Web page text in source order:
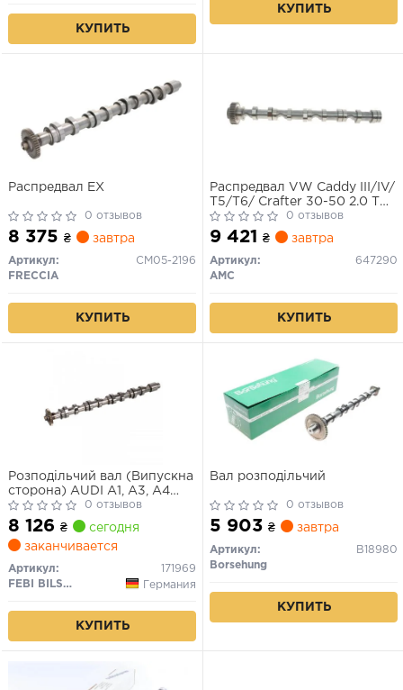
КУПИТЬ
КУПИТЬ
Распредвал EX
0 отзывов
8 375 ₴ завтра
Артикул:
CM05-2196
FRECCIA
КУПИТЬ
Распредвал VW Caddy III/IV/
T5/T6/ Crafter 30-50 2.0 TDI
10- (сторона впуска)
(стальной)
0 отзывов
9 421 ₴ завтра
Артикул:
647290
AMC
КУПИТЬ
Розподільчий вал (Випускна
сторона) AUDI A1, A3, A4
ALLROAD B8, A4 B8, A5, A6
C6, A6 C7, Q3, Q5, TT SEAT
ALHAMBRA, ALTEA, ALTEA
XL, EXEO, EXEO ST, IBIZA IV,
IBIZA IV SC 1.6D/2.0D 05.03-
0 отзывов
8 126 ₴
сегодня
заканчивается
Артикул:
171969
FEBI BILSTEIN
Германия
КУПИТЬ
Вал розподільчий
0 отзывов
5 903 ₴ завтра
Артикул:
B18980
Borsehung
КУПИТЬ